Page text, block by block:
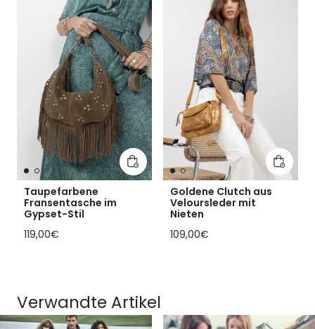
In den Warenkorb legen
Taupefarbene
Fransentasche im
Gypset-Stil
Regulärer Preis
119,00€
In den
Goldene Clutch aus
Veloursleder mit
Nieten
Regulärer Preis
109,00€
Verwandte Artikel